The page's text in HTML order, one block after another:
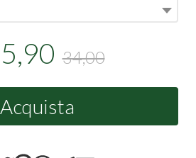
34,00
Acquista